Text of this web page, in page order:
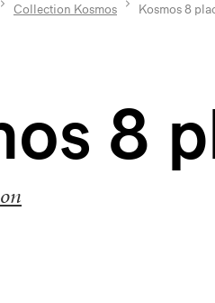
Collection Kosmos Kosmos 8
8